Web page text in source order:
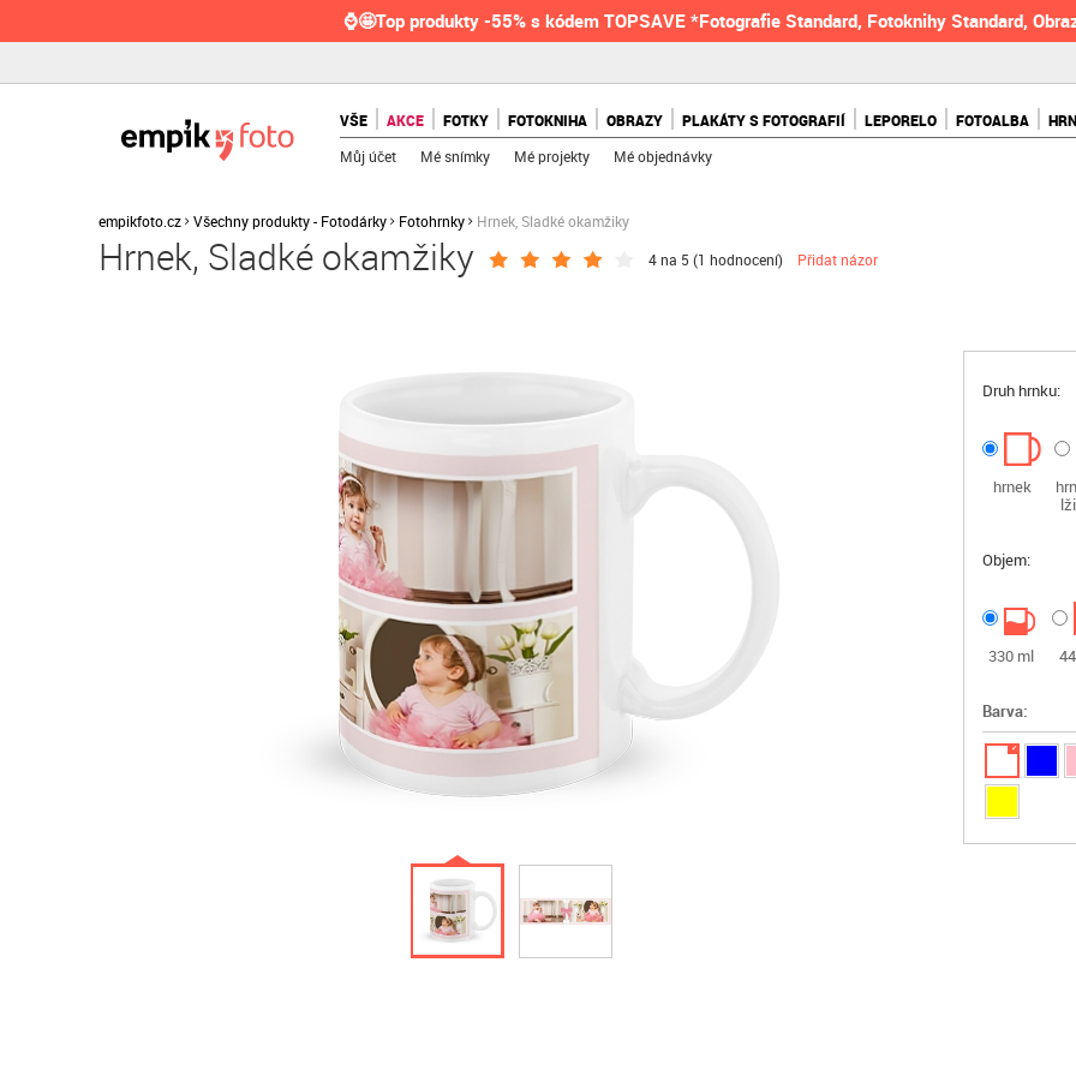
⌚🤩Top produkty -55% s kódem TOPSAVE *Fotografie Standard, Fotoknihy Standard,
VŠE AKCE FOTKY FOTOKNIHA OBRAZY PLAKÁTY S FOTOGRAFIÍ LEPORELO FOTOALBA
Můj účet
Mé snímky Mé projekty Mé objednávky
empikfoto.cz Všechny produkty - Fotodárky Fotohrnky Hrnek, Sladké okamžiky
Hrnek, Sladké okamžiky 4 na 5 (1 hodnocení) Přidat názor
Druh hrnku:
hrnek
Objem:
330 ml
Barva:
✓